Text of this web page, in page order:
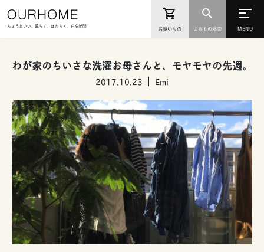
ちょうどいい。暮らす、はたらく、自分時間
わが家のちいさな洗濯お母さんと、モヤモヤの先週。
2017.10.23 Emi
お買いもの よみもの検索